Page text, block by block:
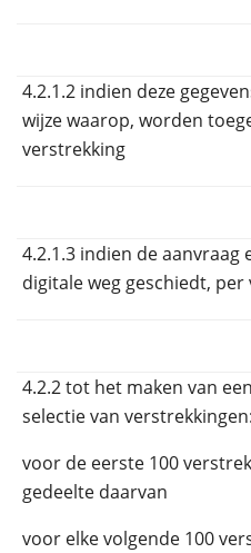
4.2.1.2 indien deze
wijze waarop, worden
verstrekking
4.2.1.3 indien de aanvraag
digitale weg geschiedt,
4.2.2 tot het maken van
selectie van verstrekkingen:
voor de eerste 100
gedeelte daarvan
voor elke volgende 100